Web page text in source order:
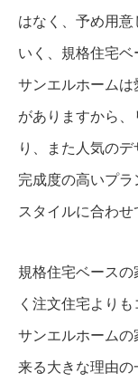
はなく、予め用
いく、規格住宅ベ
サンエルホーム
がありますから
り、また人気の
完成度の高いプ
スタイルに合わせ
規格住宅ベース
く注文住宅より
サンエルホームの
来る大きな理由の